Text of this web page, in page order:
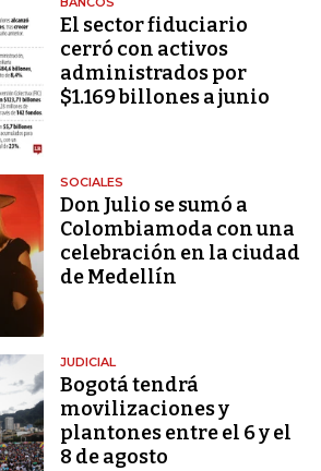
El sector fiduciario
cerró con activos
administrados por
$1.169 billones a junio
SOCIALES
Don Julio se sumó a
Colombiamoda con una
celebración en la ciudad
de Medellín
JUDICIAL
Bogotá tendrá
movilizaciones y
plantones entre el 6 y el
8 de agosto